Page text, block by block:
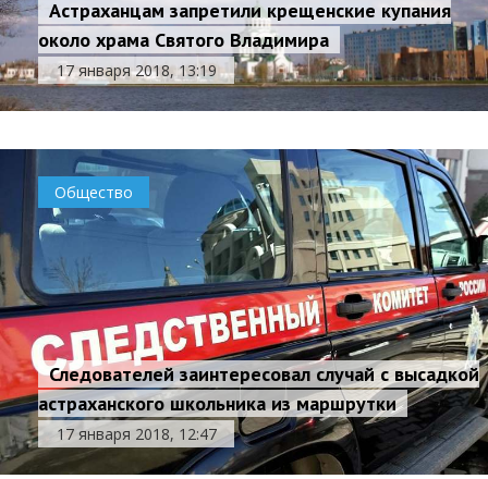
Астраханцам запретили крещенские купания
около храма Святого Владимира
17 января 2018, 13:19
Общество
Следователей заинтересовал случай с высадкой
астраханского школьника из маршрутки
17 января 2018, 12:47